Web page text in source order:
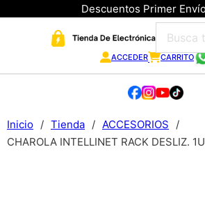
Descuentos Primer
ACCEDER CARRITO
Inicio / Tienda / ACCESORIOS
/
CHAROLA INTELLINET RACK DESLIZ.